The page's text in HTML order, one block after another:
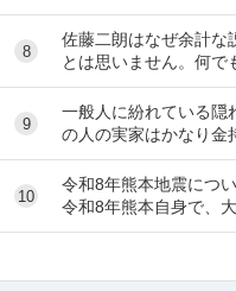
り、上司や総務等に相
8
佐藤二朗はなぜ余計な
とは思いません。何で
風潮に反対です。ただ
9
一般人に紛れている隠
の人の実家はかなり金
だな」とわかる特徴を
10
令和8年熊本地震につ
令和8年熊本自身で、
員に売上金の確保（金